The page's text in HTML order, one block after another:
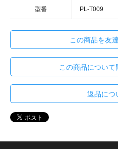
型番 PL-T009
この商品を友
この商品について
返品につ